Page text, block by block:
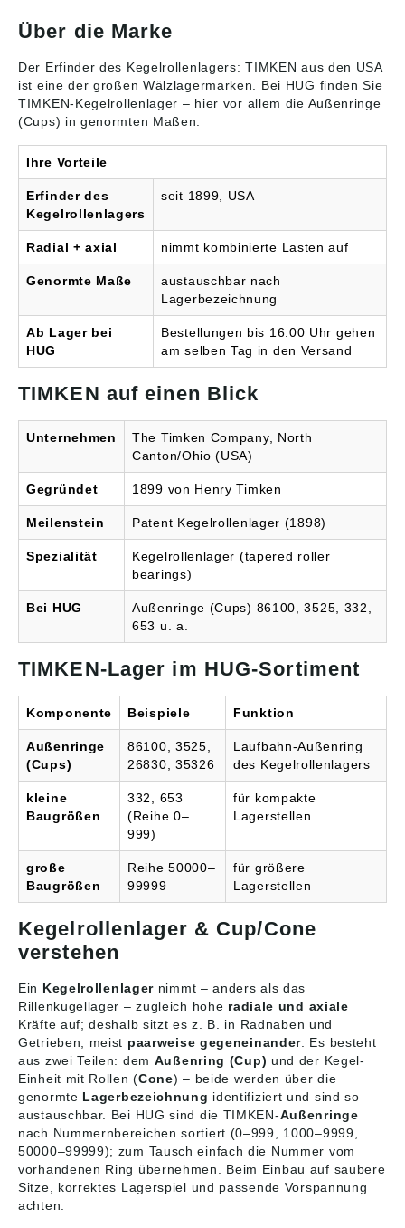
vorbehalten.
vorbehalten.
Nur Außenring Hier
passende WELLENDICH
TRINGE Der
Kegelrollenlager-
Außenring (CUP)383 -
TIM bildet kombiniert
zusammen mit dem
Innenteil (CONE) ein
Kegelrollenlager. Sie
sind sowohl axial als
auch radial hoch
einstellbar und werden
bzw. O-Anordnung
Die Daten wurden von
recherchiert, können
sich aber inzwischen
aktuell gültigen Daten
Internetseite der Firma
TIMKEN GmbH
(www.timken.com/de/)
Abbildungen sind
ähnlich, Irrtum
vorbehalten.
passende WELLENDICH
TRINGE Der
Kegelrollenlager-
Außenring (CUP)394 -
zusammen mit dem
Kegelrollenlager. Sie
sind sowohl axial als
einstellbar und werden
bzw. O-Anordnung
verbaut. Bitte beachten:
Die Daten wurden von
recherchiert, können
sich aber inzwischen
aktuell gültigen Daten
Internetseite der Firma
TIMKEN GmbH
(www.timken.com/de/)
Abbildungen sind
ähnlich, Irrtum
vorbehalten.
Über die Marke
Der Erfinder des Kegelrollenlagers: TIMKEN aus den USA
ist eine der großen Wälzlagermarken. Bei HUG finden Sie
TIMKEN-Kegelrollenlager – hier vor allem die Außenringe
(Cups) in genormten Maßen.
Ihre Vorteile
Erfinder des
Kegelrollenlagers
seit 1899, USA
Radial + axial nimmt kombinierte Lasten auf
Genormte Maße
austauschbar nach
Lagerbezeichnung
Ab Lager bei
HUG
Bestellungen bis 16:00 Uhr gehen
am selben Tag in den Versand
TIMKEN auf einen Blick
Unternehmen
The Timken Company, North
Canton/Ohio (USA)
Gegründet 1899 von Henry Timken
Meilenstein Patent Kegelrollenlager (1898)
Spezialität
Kegelrollenlager (tapered roller
bearings)
Bei HUG
Außenringe (Cups) 86100, 3525, 332,
653 u. a.
TIMKEN-Lager im HUG-Sortiment
Komponente Beispiele Funktion
Außenringe
(Cups)
86100, 3525,
26830, 35326
Laufbahn-Außenring
des Kegelrollenlagers
kleine
Baugrößen
332, 653
(Reihe 0–
999)
für kompakte
Lagerstellen
große
Baugrößen
Reihe 50000–
99999
für größere
Lagerstellen
Kegelrollenlager & Cup/Cone
verstehen
Ein Kegelrollenlager nimmt – anders als das
Rillenkugellager – zugleich hohe radiale und axiale
Kräfte auf; deshalb sitzt es z. B. in Radnaben und
Getrieben, meist paarweise gegeneinander . Es besteht
aus zwei Teilen: dem Außenring (Cup) und der Kegel-
Einheit mit Rollen (Cone) – beide werden über die
genormte Lagerbezeichnung identifiziert und sind so
austauschbar. Bei HUG sind die TIMKEN-Außenringe
nach Nummernbereichen sortiert (0–999, 1000–9999,
50000–99999); zum Tausch einfach die Nummer vom
vorhandenen Ring übernehmen. Beim Einbau auf saubere
Sitze, korrektes Lagerspiel und passende Vorspannung
achten.